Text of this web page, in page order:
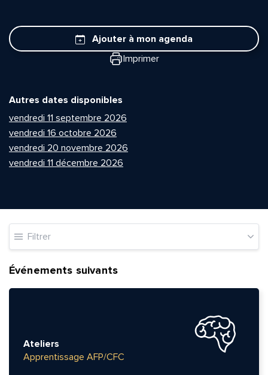
Ajouter à mon agenda
Imprimer
Autres dates disponibles
vendredi 11 septembre 2026
vendredi 16 octobre 2026
vendredi 20 novembre 2026
vendredi 11 décembre 2026
Filtrer
Événements suivants
Ateliers
Apprentissage AFP/CFC